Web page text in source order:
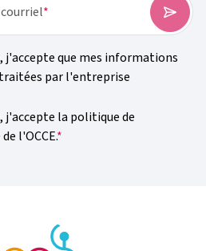
j'accepte que mes informations
par l'entreprise
j'accepte la politique de
l'OCCE.